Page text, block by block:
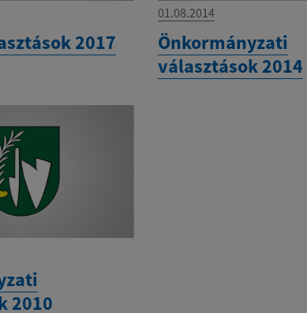
2017
01.08.2014
Önkormányzati
választások 2014
2010